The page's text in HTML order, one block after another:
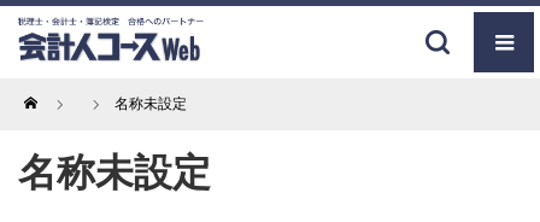
Home 名称未設定
名称未設定